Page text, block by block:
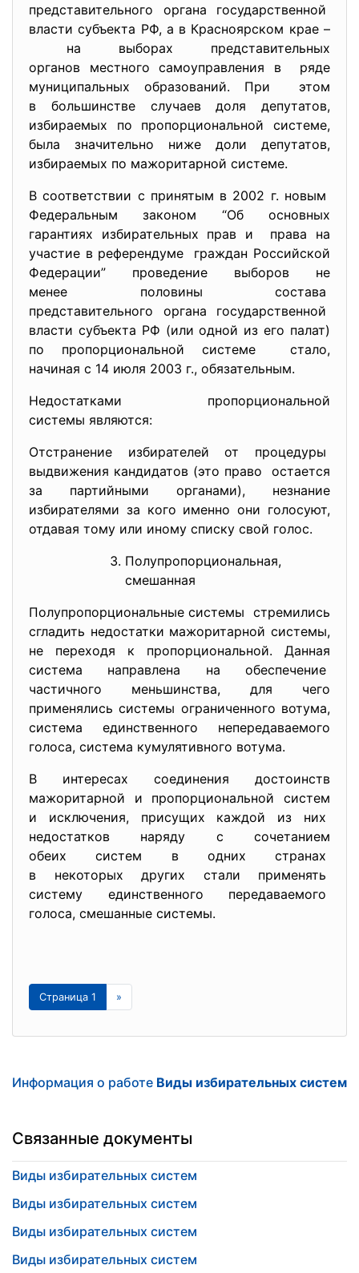
представительного органа государственной
власти субъекта РФ, а в Красноярском крае –
на выборах представительных
органов местного самоуправления в ряде
муниципальных образований. При этом
в большинстве случаев доля депутатов,
избираемых по пропорциональной системе,
была значительно ниже доли депутатов,
избираемых по мажоритарной системе.
В соответствии с принятым в 2002 г. новым
Федеральным законом “Об основных
гарантиях избирательных прав и права на
участие в референдуме граждан Российской
Федерации” проведение выборов не
менее половины состава
представительного органа государственной
власти субъекта РФ (или одной из его палат)
по пропорциональной системе стало,
начиная с 14 июля 2003 г., обязательным.
Недостатками пропорциональной
системы являются:
Отстранение избирателей от процедуры
выдвижения кандидатов (это право остается
за партийными органами), незнание
избирателями за кого именно они голосуют,
отдавая тому или иному списку свой голос.
Полупропорциональная,
смешанная
Полупропорциональные системы стремились
сгладить недостатки мажоритарной системы,
не переходя к пропорциональной. Данная
система направлена на обеспечение
частичного меньшинства, для чего
применялись системы ограниченного вотума,
система единственного непередаваемого
голоса, система кумулятивного вотума.
В интересах соединения достоинств
мажоритарной и пропорциональной систем
и исключения, присущих каждой из них
недостатков наряду с сочетанием
обеих систем в одних странах
в некоторых других стали применять
систему единственного передаваемого
голоса, смешанные системы.
Страница 1 »
Информация о работе Виды избирательных систем
Связанные документы
Виды избирательных систем
Виды избирательных систем
Виды избирательных систем
Виды избирательных систем